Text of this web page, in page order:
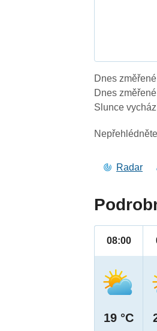
Dnes
Dnes
Slunce
Radar
08:00
19 °C